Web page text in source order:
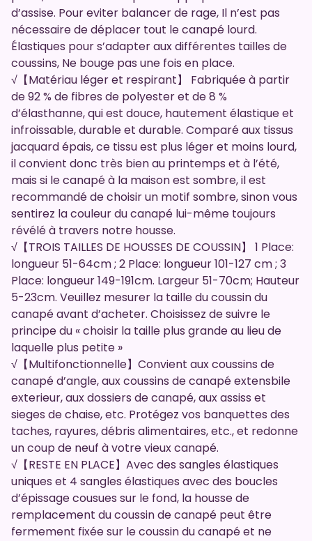
d’assise. Pour eviter balancer de rage, Il n’est pas
nécessaire de déplacer tout le canapé lourd.
Élastiques pour s’adapter aux différentes tailles de
coussins, Ne bouge pas une fois en place.
√【Matériau léger et respirant】 Fabriquée à partir
de 92 % de fibres de polyester et de 8 %
d’élasthanne, qui est douce, hautement élastique et
infroissable, durable et durable. Comparé aux tissus
jacquard épais, ce tissu est plus léger et moins lourd,
il convient donc très bien au printemps et à l’été,
mais si le canapé à la maison est sombre, il est
recommandé de choisir un motif sombre, sinon vous
sentirez la couleur du canapé lui-même toujours
révélé à travers notre housse.
√【TROIS TAILLES DE HOUSSES DE COUSSIN】 1 Place:
longueur 51-64cm ; 2 Place: longueur 101-127 cm ; 3
Place: longueur 149-191cm. Largeur 51-70cm; Hauteur
5-23cm. Veuillez mesurer la taille du coussin du
canapé avant d’acheter. Choisissez de suivre le
principe du « choisir la taille plus grande au lieu de
laquelle plus petite »
√【Multifonctionnelle】Convient aux coussins de
canapé d’angle, aux coussins de canapé extensbile
exterieur, aux dossiers de canapé, aux assiss et
sieges de chaise, etc. Protégez vos banquettes des
taches, rayures, débris alimentaires, etc., et redonne
un coup de neuf à votre vieux canapé.
√【RESTE EN PLACE】Avec des sangles élastiques
uniques et 4 sangles élastiques avec des boucles
d’épissage cousues sur le fond, la housse de
remplacement du coussin de canapé peut être
fermement fixée sur le coussin du canapé et ne